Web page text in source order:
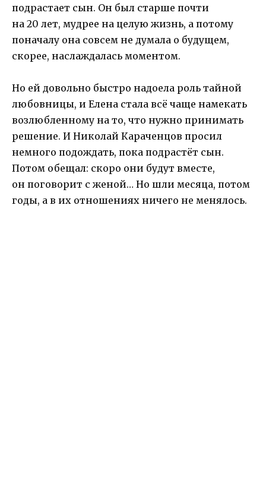
подрастает сын. Он был старше почти
на 20 лет, мудрее на целую жизнь, а потому
поначалу она совсем не думала о будущем,
скорее, наслаждалась моментом.
Но ей довольно быстро надоела роль тайной
любовницы, и Елена стала всё чаще намекать
возлюбленному на то, что нужно принимать
решение. И Николай Караченцов просил
немного подождать, пока подрастёт сын.
Потом обещал: скоро они будут вместе,
он поговорит с женой… Но шли месяца, потом
годы, а в их отношениях ничего не менялось.